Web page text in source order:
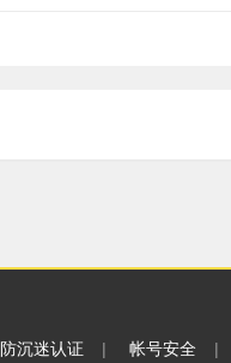
防沉迷认证 | 帐号安全 |